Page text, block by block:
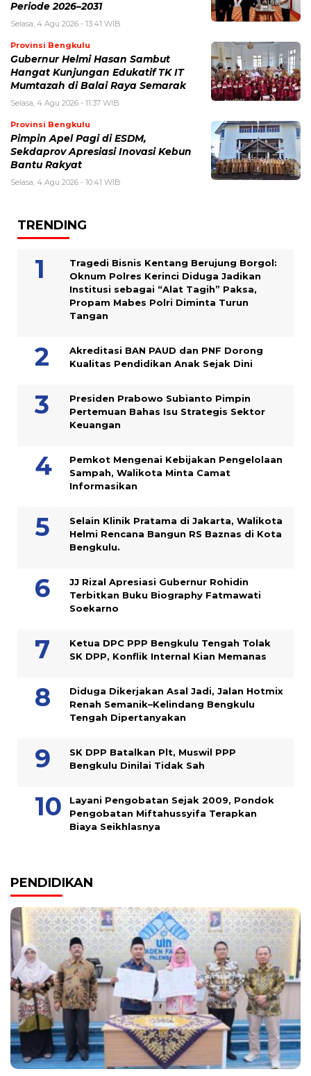
Periode 2026–2031
Selasa, 4 Agu 2026 - 13:41 WIB
Provinsi Bengkulu
Gubernur Helmi Hasan Sambut
Hangat Kunjungan Edukatif TK IT
Mumtazah di Balai Raya Semarak
Selasa, 4 Agu 2026 - 11:37 WIB
Provinsi Bengkulu
Pimpin Apel Pagi di ESDM,
Sekdaprov Apresiasi Inovasi Kebun
Bantu Rakyat
Selasa, 4 Agu 2026 - 10:41 WIB
TRENDING
Tragedi Bisnis Kentang Berujung Borgol:
Oknum Polres Kerinci Diduga Jadikan
Institusi sebagai “Alat Tagih” Paksa,
Propam Mabes Polri Diminta Turun
Tangan
Akreditasi BAN PAUD dan PNF Dorong
Kualitas Pendidikan Anak Sejak Dini
Presiden Prabowo Subianto Pimpin
Pertemuan Bahas Isu Strategis Sektor
Keuangan
Pemkot Mengenai Kebijakan Pengelolaan
Sampah, Walikota Minta Camat
Informasikan
Selain Klinik Pratama di Jakarta, Walikota
Helmi Rencana Bangun RS Baznas di Kota
Bengkulu.
JJ Rizal Apresiasi Gubernur Rohidin
Terbitkan Buku Biography Fatmawati
Soekarno
Ketua DPC PPP Bengkulu Tengah Tolak
SK DPP, Konflik Internal Kian Memanas
Diduga Dikerjakan Asal Jadi, Jalan Hotmix
Renah Semanik–Kelindang Bengkulu
Tengah Dipertanyakan
SK DPP Batalkan Plt, Muswil PPP
Bengkulu Dinilai Tidak Sah
Layani Pengobatan Sejak 2009, Pondok
Pengobatan Miftahussyifa Terapkan
Biaya Seikhlasnya
PENDIDIKAN